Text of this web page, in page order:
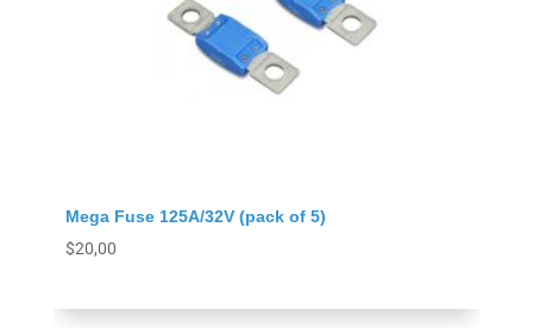
Mega Fuse 125A/32V (pack of 5)
$20,00